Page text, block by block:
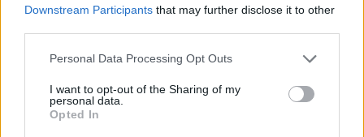
Downstream Participants that may further disclose it to other
Personal Data Processing Opt Outs
I want to opt-out of the Sharing of my
personal data.
Opted In